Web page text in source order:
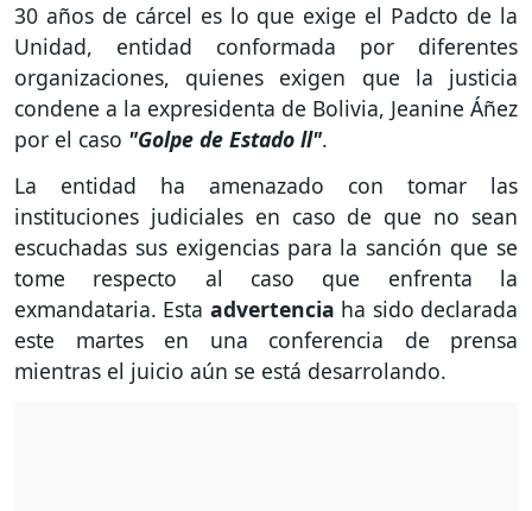
30 años de cárcel es lo que exige el Padcto de la
Unidad, entidad conformada por diferentes
organizaciones, quienes exigen que la justicia
condene a la expresidenta de Bolivia, Jeanine Áñez
por el caso "Golpe de Estado ll".
La entidad ha amenazado con tomar las
instituciones judiciales en caso de que no sean
escuchadas sus exigencias para la sanción que se
tome respecto al caso que enfrenta la
exmandataria. Esta advertencia ha sido declarada
este martes en una conferencia de prensa
mientras el juicio aún se está desarrolando.